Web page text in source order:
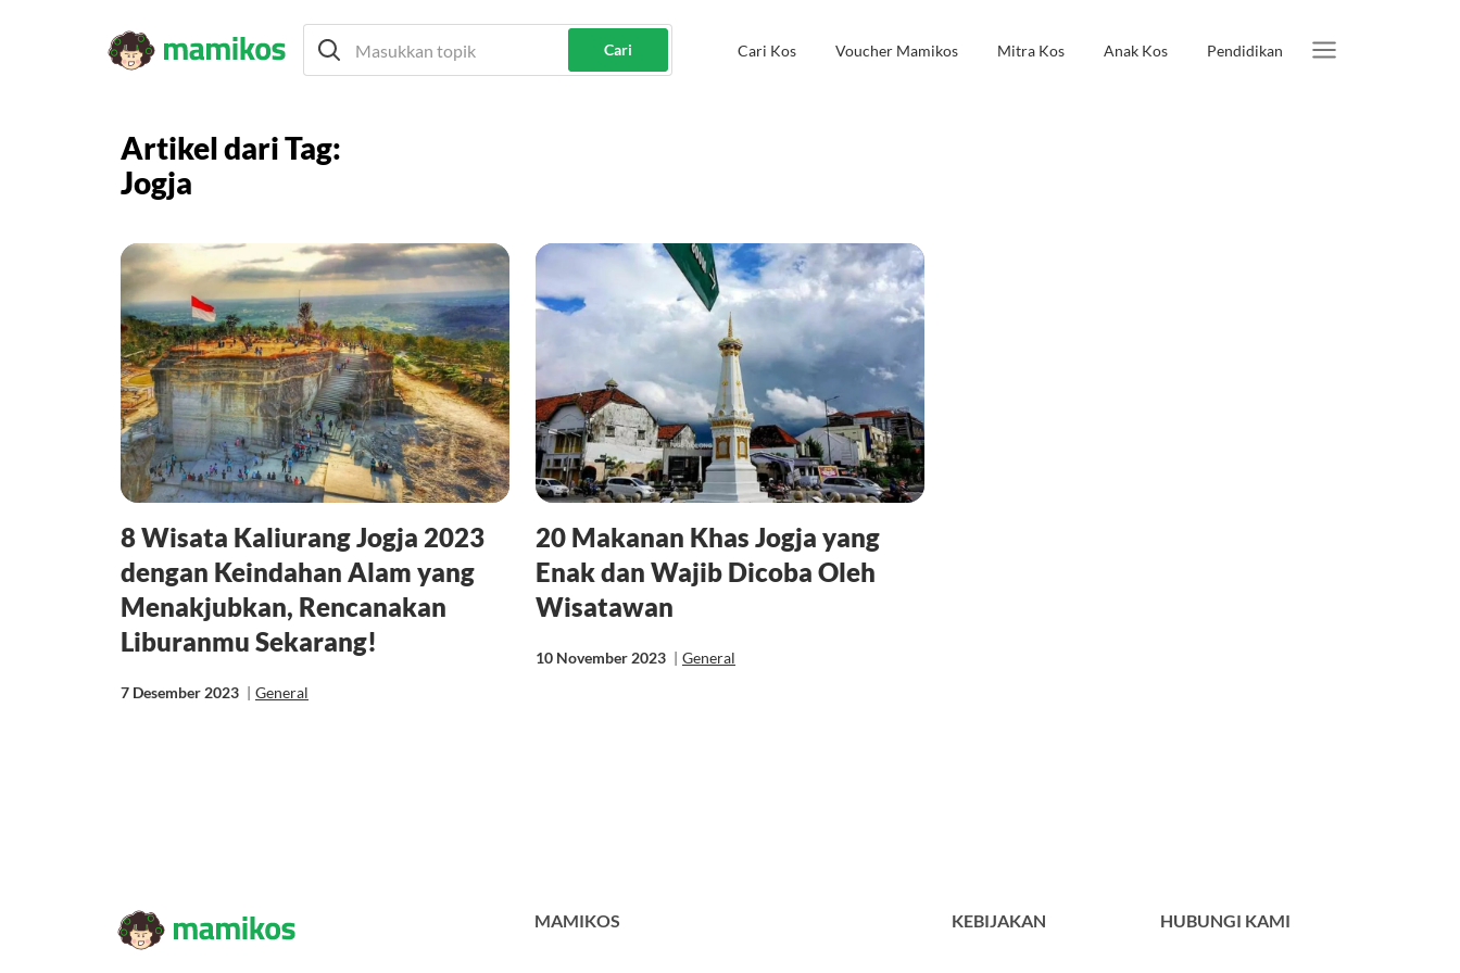
Cari Cari Kos Voucher Mamikos Mitra Kos Anak Kos Pendidikan
Artikel dari Tag:
Jogja
8 Wisata Kaliurang Jogja 2023
dengan Keindahan Alam yang
Menakjubkan, Rencanakan
Liburanmu Sekarang!
7 Desember 2023 | General
20 Makanan Khas Jogja yang
Enak dan Wajib Dicoba Oleh
Wisatawan
10 November 2023 | General
MAMIKOS KEBIJAKAN HUBUNGI KAMI